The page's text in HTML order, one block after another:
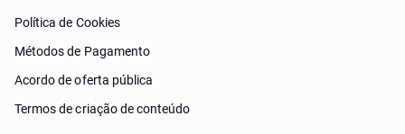
Política de Cookies
Métodos de Pagamento
Acordo de oferta pública
Termos de criação de conteúdo